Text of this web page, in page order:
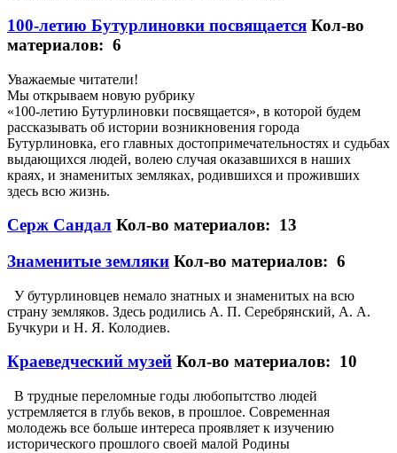
100-летию Бутурлиновки посвящается Кол-во
материалов: 6
Уважаемые читатели!
Мы открываем новую рубрику
«100-летию Бутурлиновки посвящается», в которой будем
рассказывать об истории возникновения города
Бутурлиновка, его главных достопримечательностях и судьбах
выдающихся людей, волею случая оказавшихся в наших
краях, и знаменитых земляках, родившихся и проживших
здесь всю жизнь.
Серж Сандал Кол-во материалов: 13
Знаменитые земляки Кол-во материалов: 6
У бутурлиновцев немало знатных и знаменитых на всю
страну земляков. Здесь родились А. П. Серебрянский, А. А.
Бучкури и Н. Я. Колодиев.
Краеведческий музей Кол-во материалов: 10
В трудные переломные годы любопытство людей
устремляется в глубь веков, в прошлое. Современная
молодежь все больше интереса проявляет к изучению
исторического прошлого своей малой Родины